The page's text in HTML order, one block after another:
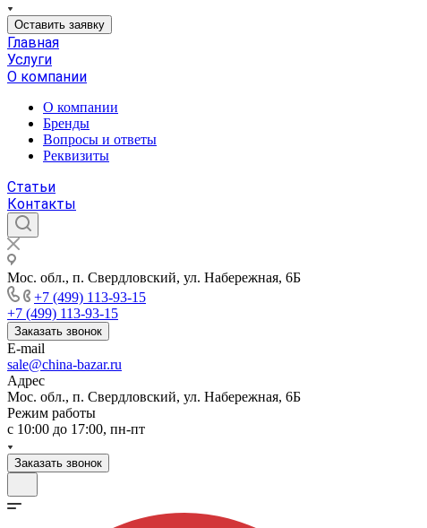
Оставить заявку
Главная
Услуги
О компании
О компании
Бренды
Вопросы и ответы
Реквизиты
Статьи
Контакты
Мос. обл., п. Свердловский, ул. Набережная, 6Б
+7 (499) 113-93-15
+7 (499) 113-93-15
Заказать звонок
E-mail
sale@china-bazar.ru
Адрес
Мос. обл., п. Свердловский, ул. Набережная, 6Б
Режим работы
c 10:00 до 17:00, пн-пт
Заказать звонок